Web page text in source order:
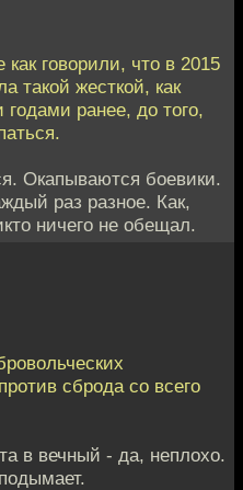
говорили, что в 2015
такой жесткой, как
ранее, до того,
Окапываются боевики.
раз разное. Как,
ничего не обещал.
сброда со всего
в вечный - да, неплохо.